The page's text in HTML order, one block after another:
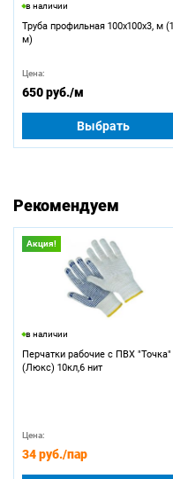
в наличии
Труба профильная 100х100х3, м
м)
Цена:
650 руб./м
Выбрать
Рекомендуем
Акция!
в наличии
Перчатки рабочие с ПВХ "Точка"
(Люкс) 10кл,6 нит
Цена:
34 руб./пар